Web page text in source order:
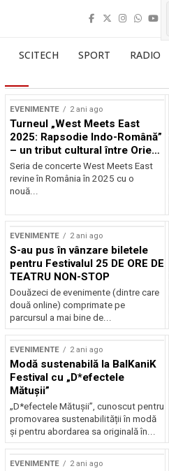
SCITECH SPORT RADIO
EVENIMENTE 2 ani ago
Turneul „West Meets East
2025: Rapsodie Indo-Română”
– un tribut cultural între Orient
și Occident
Seria de concerte West Meets East
revine în România în 2025 cu o
nouă...
EVENIMENTE 2 ani ago
S-au pus în vânzare biletele
pentru Festivalul 25 DE ORE DE
TEATRU NON-STOP
Douăzeci de evenimente (dintre care
două online) comprimate pe
parcursul a mai bine de...
EVENIMENTE 2 ani ago
Modă sustenabilă la BalKaniK
Festival cu „D*efectele
Mătușii”
„D*efectele Mătușii”, cunoscut pentru
promovarea sustenabilității în modă
și pentru abordarea sa originală în...
EVENIMENTE 2 ani ago